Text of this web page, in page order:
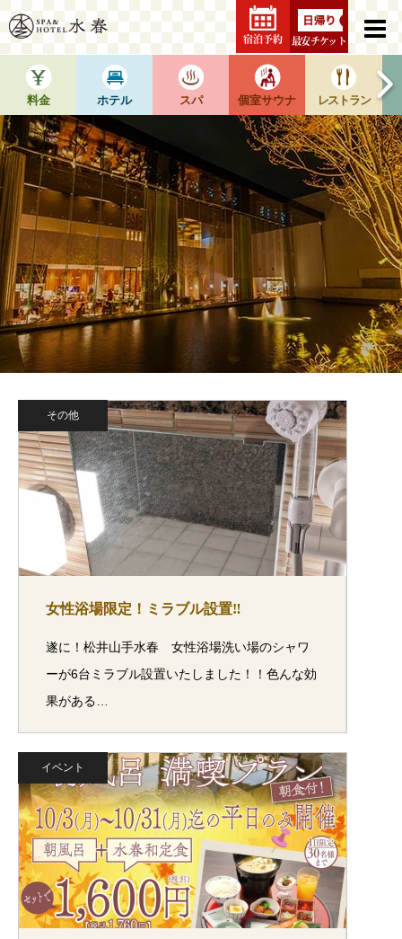
最安チケット
宿泊予約
料金 ホテル スパ 個室サウナ レストラン
その他
女性浴場限定！ミラブル設置‼
遂に！松井山手水春 女性浴場洗い場のシャワ
ーが6台ミラブル設置いたしました！！色んな効
果がある…
イベント